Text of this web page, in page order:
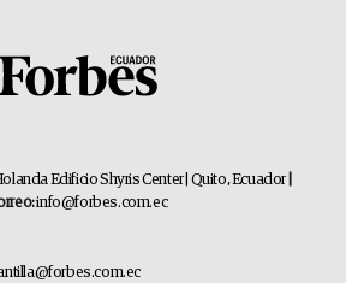
Edificio Shyris Center | Quito, Ecuador
info@forbes.com.ec